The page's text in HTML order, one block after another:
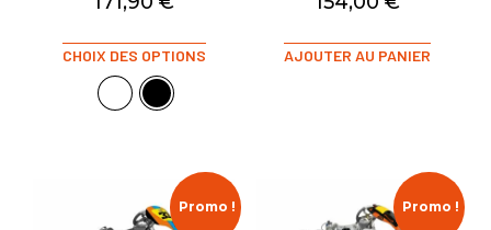
CHOIX DES OPTIONS AJOUTER AU PANIER
Promo ! Promo !